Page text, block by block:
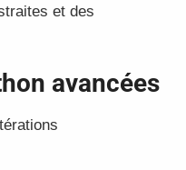
et des
avancées